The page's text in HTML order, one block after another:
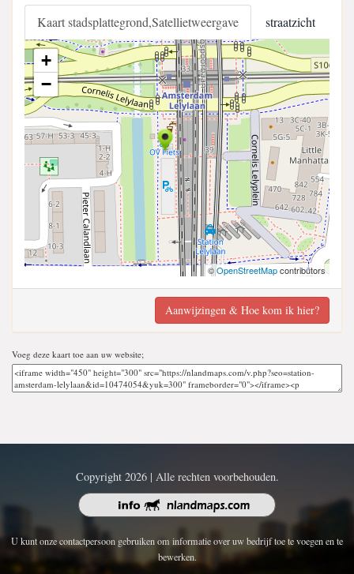
Kaart stadsplattegrond,Satellietweergave straatzicht
+
−
©OpenStreetMapcontributors
Aanwijzingen & Hoe kom ik hier?
Voeg deze kaart toe aan uw website;
Copyright 2026 | Alle rechten voorbehouden.
U kunt onze contactpersoon gebruiken om informatie over uw bedrijf toe te voegen en te
bewerken.